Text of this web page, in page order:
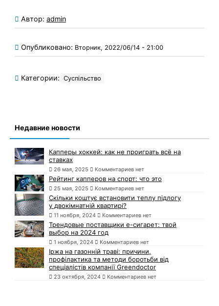
Автор: admin
Опубликовано: Вторник, 2022/06/14 - 21:00
Категории: Суспільство
Недавние новости
Капперы хоккей: как не проиграть всё на
ставках
26 мая, 2025 Комментариев нет
Рейтинг капперов на спорт: что это
25 мая, 2025 Комментариев нет
Скільки коштує встановити теплу підлогу
у двокімнатній квартирі?
11 ноября, 2024 Комментариев нет
Трендовые поставщики e-сигарет: твой
выбор на 2024 год
1 ноября, 2024 Комментариев нет
Іржа на газонній траві: причини,
профілактика та методи боротьби від
спеціалістів компанії Greendoctor
23 октября, 2024 Комментариев нет